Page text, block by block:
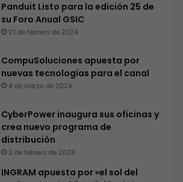
Panduit Listo para la edición 25 de
su Foro Anual GSIC
21 de febrero de 2024
CompuSoluciones apuesta por
nuevas tecnologías para el canal
4 de marzo de 2024
CyberPower inaugura sus oficinas y
crea nuevo programa de
distribución
2 de febrero de 2024
INGRAM apuesta por «el sol del